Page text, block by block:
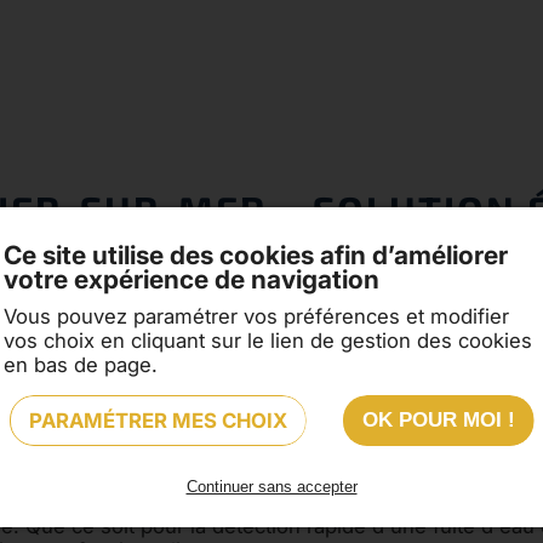
SUR-MER – SOLUTION
engagement envers la satisfaction de ses clients et
la-Pérouse, l'entreprise propose une gamme
efficace et écologique pour le chauffage domestique.
compétences clés de RK ENTREPRISE, permettant
est dédiée à offrir des solutions sur mesure,
Que ce soit pour la détection rapide d'une fuite
Ce site utilise des cookies afin d’améliorer
votre expérience de navigation
Vous pouvez paramétrer vos préférences et modifier
vos choix en cliquant sur le lien de gestion des cookies
en bas de page.
PARAMÉTRER MES CHOIX OK POUR MOI !
Continuer sans accepter